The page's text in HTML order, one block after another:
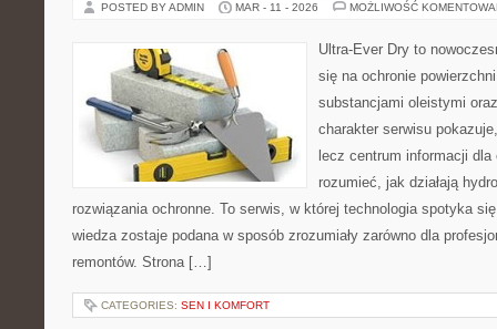
POSTED BY ADMIN MAR - 11 - 2026 MOŻLIWOŚĆ
Ultra-Ever Dry to
się na ochronie
substancjami oleistymi
charakter serwisu
lecz centrum informacji
rozumieć, jak działają
rozwiązania ochronne. To serwis, w której technologia spotyka
wiedza zostaje podana w sposób zrozumiały zarówno dla
remontów. Strona […]
CATEGORIES: SEN I KOMFORT